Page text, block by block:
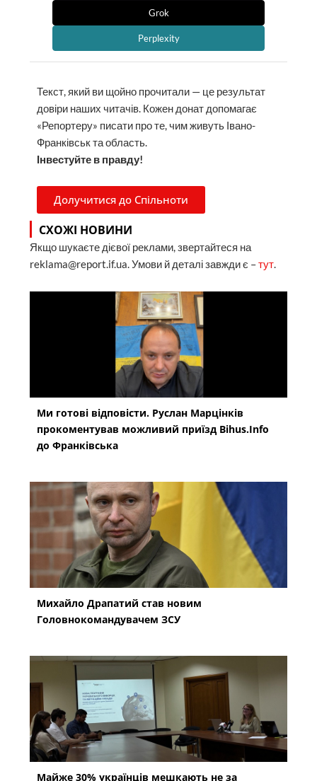
Grok
Perplexity
Текст, який ви щойно прочитали — це результат
довіри наших читачів. Кожен донат допомагає
«Репортеру» писати про те, чим живуть Івано-
Франківськ та область.
Інвестуйте в правду!
Долучитися до Спільноти
СХОЖІ НОВИНИ
Якщо шукаєте дієвої реклами, звертайтеся на
reklama@report.if.ua. Умови й деталі завжди є –тут.
Ми готові відповісти. Руслан Марцінків
прокоментував можливий приїзд Bihus.Info
до Франківська
Михайло Драпатий став новим
Головнокомандувачем ЗСУ
Майже 30% українців мешкають не за